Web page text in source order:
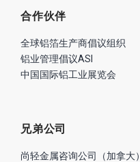
合作伙伴
全球铝箔生产商倡议组织
铝业管理倡议ASI
中国国际铝工业展览会
兄弟公司
尚轻金属咨询公司（加拿大）